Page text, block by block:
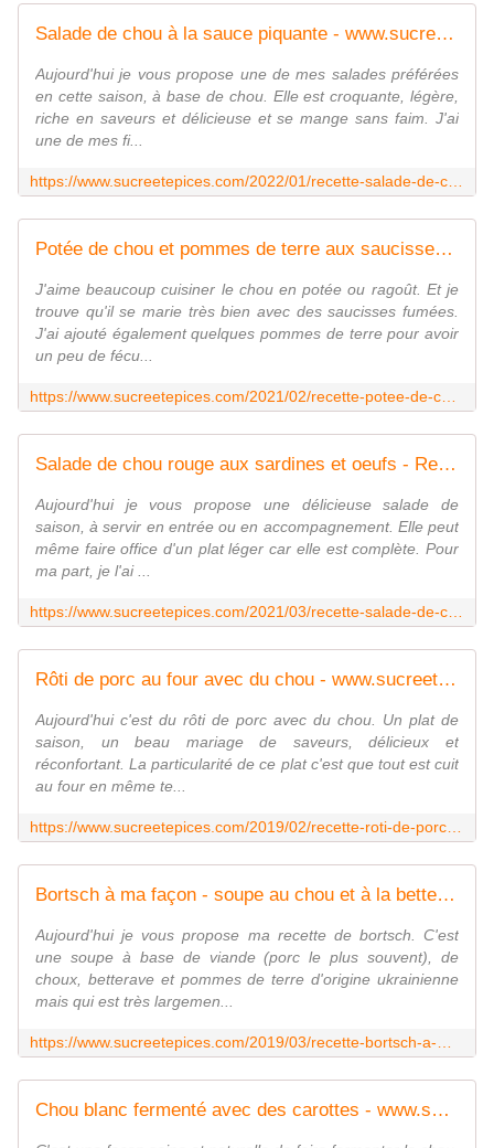
Salade de chou à la sauce piquante - www.sucreetepices.com
Aujourd'hui je vous propose une de mes salades préférées
en cette saison, à base de chou. Elle est croquante, légère,
riche en saveurs et délicieuse et se mange sans faim. J'ai
une de mes fi...
Potée de chou et pommes de terre aux saucisses fumées - www.sucreetepices.com
J'aime beaucoup cuisiner le chou en potée ou ragoût. Et je
trouve qu'il se marie très bien avec des saucisses fumées.
J'ai ajouté également quelques pommes de terre pour avoir
un peu de fécu...
Salade de chou rouge aux sardines et oeufs - Recette en vidéo - www.sucreetepices.com
Aujourd'hui je vous propose une délicieuse salade de
saison, à servir en entrée ou en accompagnement. Elle peut
même faire office d'un plat léger car elle est complète. Pour
ma part, je l'ai ...
Rôti de porc au four avec du chou - www.sucreetepices.com
Aujourd'hui c'est du rôti de porc avec du chou. Un plat de
saison, un beau mariage de saveurs, délicieux et
réconfortant. La particularité de ce plat c'est que tout est cuit
au four en même te...
Bortsch à ma façon - soupe au chou et à la betterave - www.sucreetepices.com
Aujourd'hui je vous propose ma recette de bortsch. C'est
une soupe à base de viande (porc le plus souvent), de
choux, betterave et pommes de terre d'origine ukrainienne
mais qui est très largemen...
Chou blanc fermenté avec des carottes - www.sucreetepices.com